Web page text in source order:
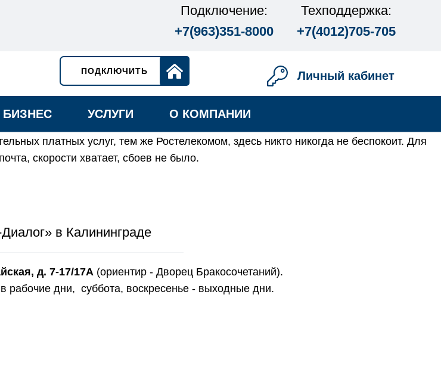
Подключение:
+7(963)351-8000
Техподдержка:
+7(4012)705-705
ПОДКЛЮЧИТЬ Личный кабинет
БИЗНЕС УСЛУГИ О КОМПАНИИ
платных услуг, тем же Ростелекомом, здесь никто никогда не беспокоит. Для
скорости хватает, сбоев не было.
в Калининграде
д. 7-17/17А (ориентир - Дворец Бракосочетаний).
рабочие дни, суббота, воскресенье - выходные дни.